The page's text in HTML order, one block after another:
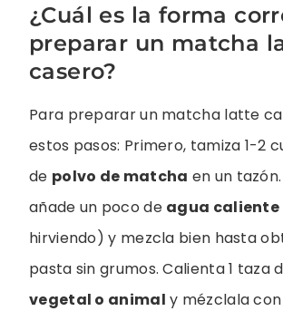
¿Cuál es la forma
preparar un matcha
casero?
Para preparar un matcha latte
estos pasos: Primero, tamiza 1-2
de polvo de matcha en un
añade un poco de agua caliente
hirviendo) y mezcla bien hasta
pasta sin grumos. Calienta 1 taza
vegetal o animal y mézclala